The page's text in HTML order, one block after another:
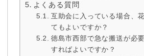
よくある質問
互助会に入っている場合、
てもよいですか？
徳島市西部で急な搬送が必
すればよいですか？